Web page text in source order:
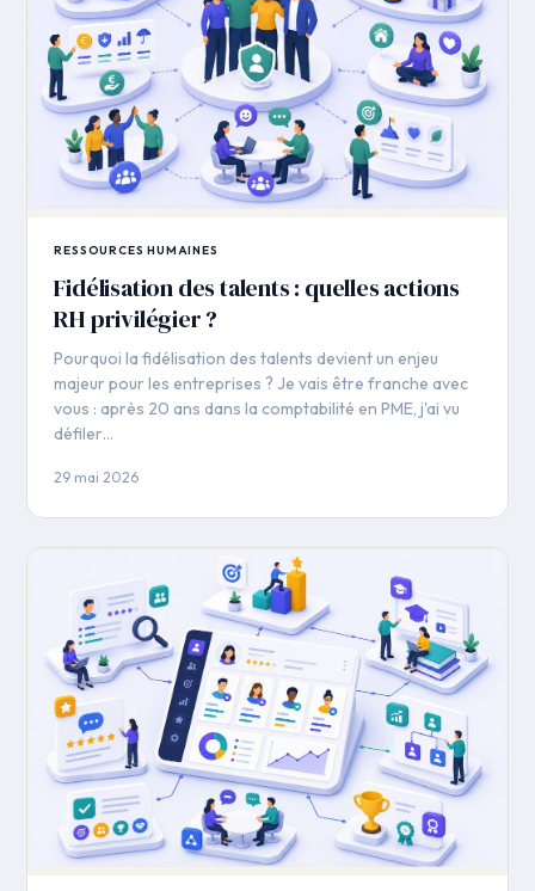
RESSOURCES HUMAINES
Fidélisation des talents : quelles actions
RH privilégier ?
Pourquoi la fidélisation des talents devient un enjeu
majeur pour les entreprises ? Je vais être franche avec
vous : après 20 ans dans la comptabilité en PME, j'ai vu
défiler…
29 mai 2026